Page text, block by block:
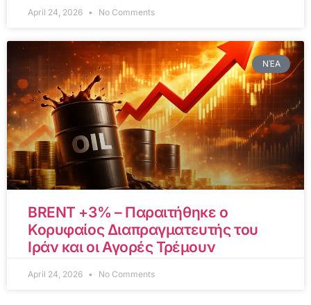
April 24, 2026 No Comments
ΝΈΑ
BRENT +3% – Παραιτήθηκε ο
Κορυφαίος Διαπραγματευτής του
Ιράν και οι Αγορές Τρέμουν
April 24, 2026 No Comments